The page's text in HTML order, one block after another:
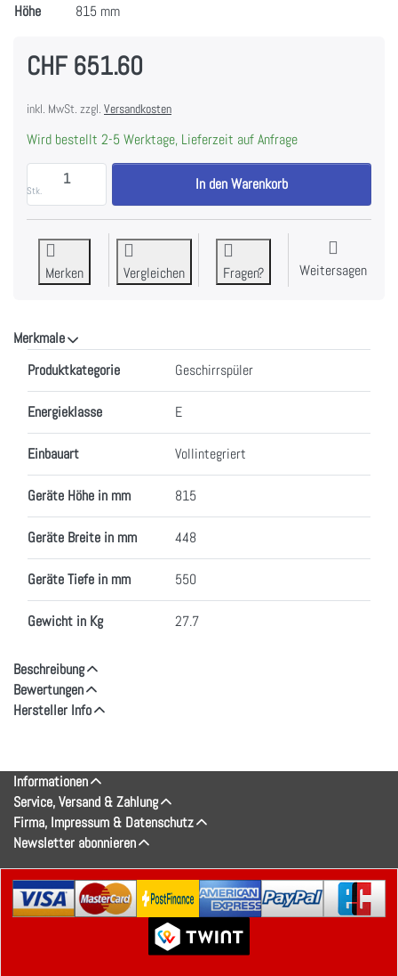
Höhe
815 mm
CHF 651.60
inkl. MwSt. zzgl. Versandkosten
Wird bestellt 2-5 Werktage, Lieferzeit auf Anfrage
Stk.
Bosch SPV2HKX42E Serie 2 Vollintegrierter
In den Warenkorb
Merken Vergleichen Fragen? Weitersagen
Merkmale
Produktkategorie Geschirrspüler
Energieklasse E
Einbauart Vollintegriert
Geräte Höhe in mm 815
Geräte Breite in mm 448
Geräte Tiefe in mm 550
Gewicht in Kg 27.7
Beschreibung
Bewertungen
Hersteller Info
Informationen
Service, Versand & Zahlung
Firma, Impressum & Datenschutz
Newsletter abonnieren